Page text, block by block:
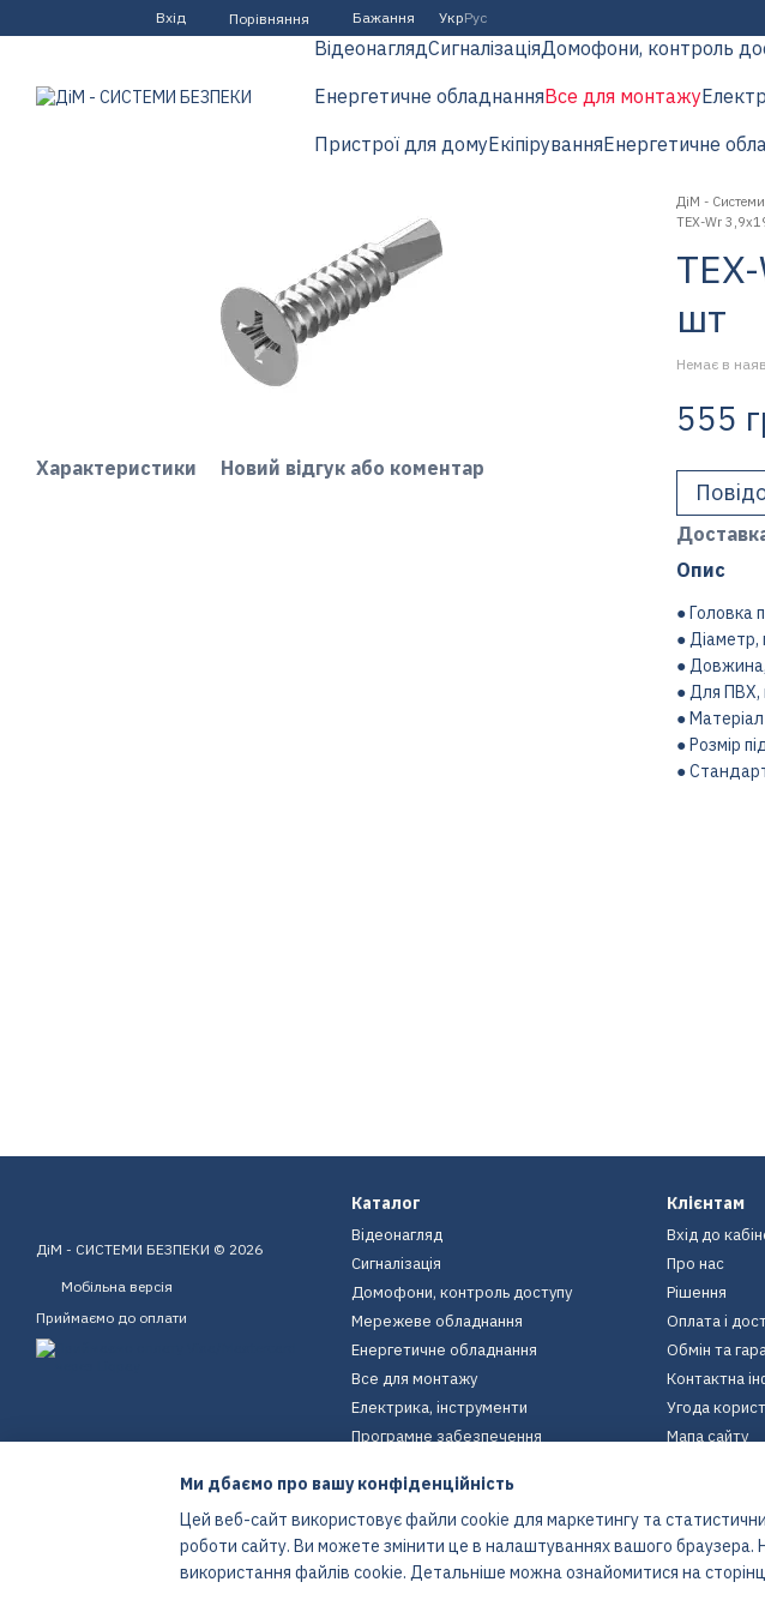
Перейти до основного контенту
Вхід Порівняння Бажання УкрРус
ВідеонаглядСигналізаціяДомофони, контроль
Енергетичне обладнанняВсе для монтажу
Пристрої для домуЕкіпіруванняЕнергетичне
Характеристики Новий відгук або коментар
ДіМ - Системи
TEX-Wr
шт
Немає в
555
Опис
● Головка
●
●
● Для ПВХ,
●
● Розмір
●
ДіМ - СИСТЕМИ БЕЗПЕКИ © 2026
Мобільна версія
Приймаємо до оплати
Інтернет-магазин створений з Хорошоп
Каталог
Відеонагляд
Сигналізація
Домофони, контроль доступу
Мережеве обладнання
Енергетичне обладнання
Все для монтажу
Електрика, інструменти
Програмне забезпечення
Екіпірування
Енергетичне обладнання
Клієнтам
Вхід до
Про нас
Рішення
Оплата і
Обмін та
Контактна
Угода
Мапа сайту
Ми дбаємо про вашу конфіденційність
Цей веб-сайт використовує файли cookie для маркетингу та
роботи сайту. Ви можете змінити це в налаштуваннях вашого браузера.
використання файлів cookie. Детальніше можна ознайомитися на